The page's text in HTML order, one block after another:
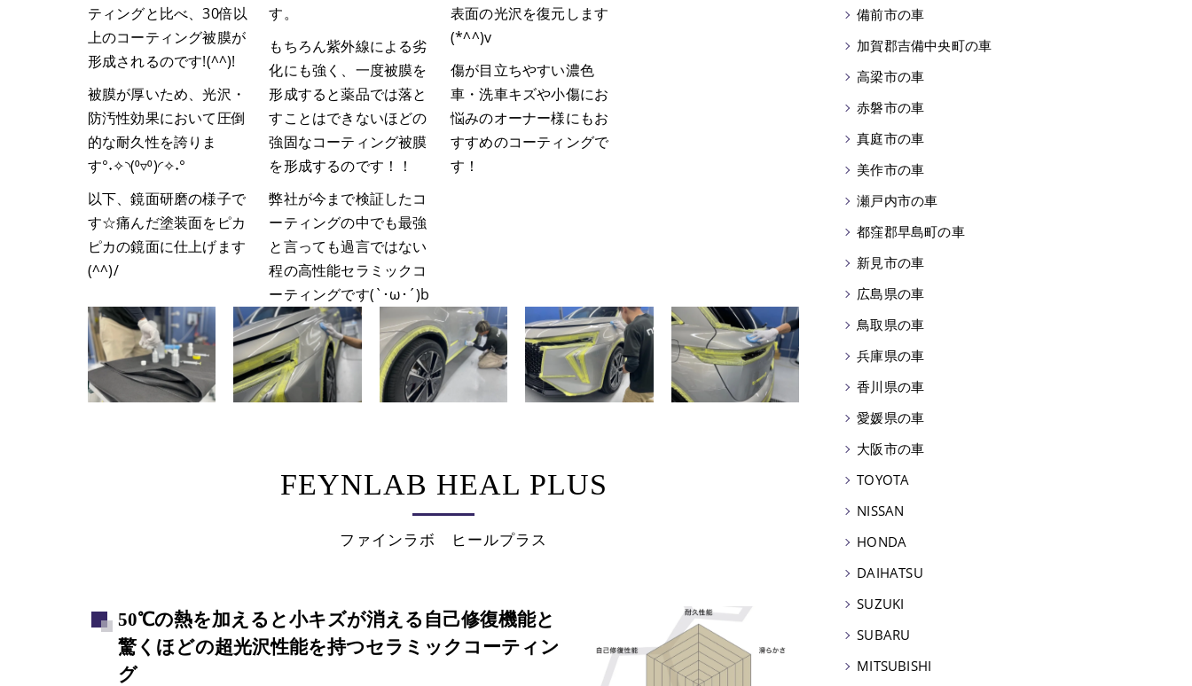
ティングと比べ、30倍以
上のコーティング被膜が
形成されるのです!(^^)!
被膜が厚いため、光沢・
防汚性効果において圧倒
的な耐久性を誇りま
す°˖✧◝(⁰▿⁰)◜✧˖°
以下、鏡面研磨の様子で
す☆痛んだ塗装面をピカ
ピカの鏡面に仕上げます
(^^)/
す。
もちろん紫外線による劣
化にも強く、一度被膜を
形成すると薬品では落と
すことはできないほどの
強固なコーティング被膜
を形成するのです！！
弊社が今まで検証したコ
ーティングの中でも最強
と言っても過言ではない
程の高性能セラミックコ
ーティングです(`･ω･´)b
表面の光沢を復元します
(*^^)v
傷が目立ちやすい濃色
車・洗車キズや小傷にお
悩みのオーナー様にもお
すすめのコーティングで
す！
ファインラボ ヒールプラス
FEYNLAB HEAL PLUS
50℃の熱を加えると小キズが消える自己修復機能と
驚くほどの超光沢性能を持つセラミックコーティン
グ
備前市の車
加賀郡吉備中央町の車
高梁市の車
赤磐市の車
真庭市の車
美作市の車
瀬戸内市の車
都窪郡早島町の車
新見市の車
広島県の車
鳥取県の車
兵庫県の車
香川県の車
愛媛県の車
大阪市の車
TOYOTA
NISSAN
HONDA
DAIHATSU
SUZUKI
SUBARU
MITSUBISHI